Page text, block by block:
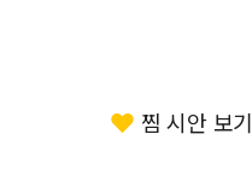
찜 시안 보기